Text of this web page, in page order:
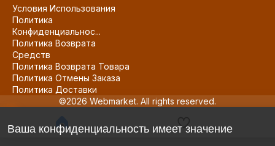
Условия Использования
Политика
Конфиденциальнос...
Политика Возврата
Средств
Политика Возврата Товара
Политика Отмены Заказа
Политика Доставки
©2026 Webmarket. All rights reserved.
Ваша конфиденциальность имеет значение